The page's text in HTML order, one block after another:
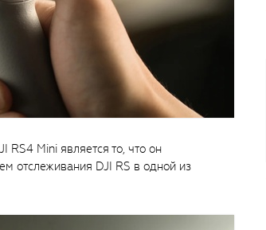
RS4 Mini является то, что он
отслеживания DJI RS в одной из